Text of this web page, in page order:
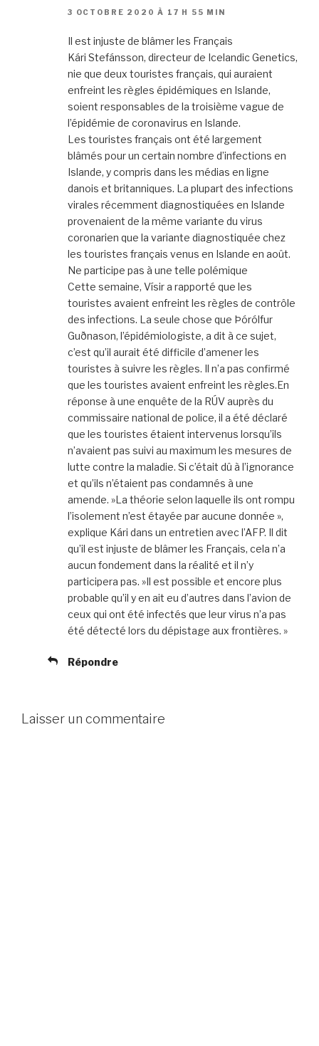
3 OCTOBRE 2020 À 17 H 55 MIN
Il est injuste de blâmer les Français
Kári Stefánsson, directeur de Icelandic Genetics,
nie que deux touristes français, qui auraient
enfreint les règles épidémiques en Islande,
soient responsables de la troisième vague de
l’épidémie de coronavirus en Islande.
Les touristes français ont été largement
blâmés pour un certain nombre d’infections en
Islande, y compris dans les médias en ligne
danois et britanniques. La plupart des infections
virales récemment diagnostiquées en Islande
provenaient de la même variante du virus
coronarien que la variante diagnostiquée chez
les touristes français venus en Islande en août.
Ne participe pas à une telle polémique
Cette semaine, Vísir a rapporté que les
touristes avaient enfreint les règles de contrôle
des infections. La seule chose que Þórólfur
Guðnason, l’épidémiologiste, a dit à ce sujet,
c’est qu’il aurait été difficile d’amener les
touristes à suivre les règles. Il n’a pas confirmé
que les touristes avaient enfreint les règles.En
réponse à une enquête de la RÚV auprès du
commissaire national de police, il a été déclaré
que les touristes étaient intervenus lorsqu’ils
n’avaient pas suivi au maximum les mesures de
lutte contre la maladie. Si c’était dû à l’ignorance
et qu’ils n’étaient pas condamnés à une
amende. »La théorie selon laquelle ils ont rompu
l’isolement n’est étayée par aucune donnée »,
explique Kári dans un entretien avec l’AFP. Il dit
qu’il est injuste de blâmer les Français, cela n’a
aucun fondement dans la réalité et il n’y
participera pas. »Il est possible et encore plus
probable qu’il y en ait eu d’autres dans l’avion de
ceux qui ont été infectés que leur virus n’a pas
été détecté lors du dépistage aux frontières. »
Répondre
Laisser un commentaire